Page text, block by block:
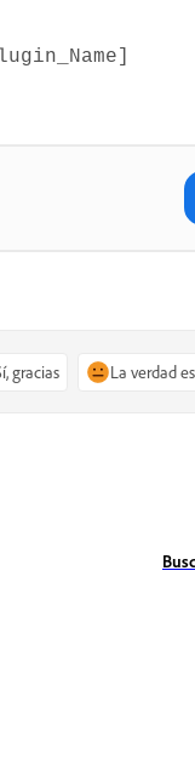
gracias La verdad